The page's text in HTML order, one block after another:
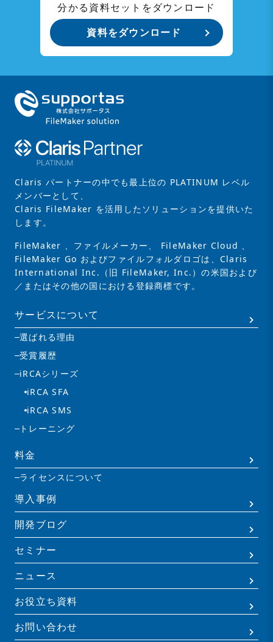
分かる資料セットをダウンロード
資料をダウンロード
Claris パートナーの中でも最上位の PLATINUM レベル
メンバーとして、
Claris FileMaker を活用したソリューションを提供いた
します。
FileMaker 、ファイルメーカー、 FileMaker Cloud 、
FileMaker Go およびファイルフォルダロゴは、Claris
International Inc.（旧 FileMaker, Inc.）の米国および
／またはその他の国における登録商標です。
サービスについて
選ばれる理由
受賞履歴
iRCAシリーズ
iRCA SFA
iRCA SMS
トレーニング
料金
ライセンスについて
導入事例
開発ブログ
セミナー
ニュース
お役立ち資料
お問い合わせ